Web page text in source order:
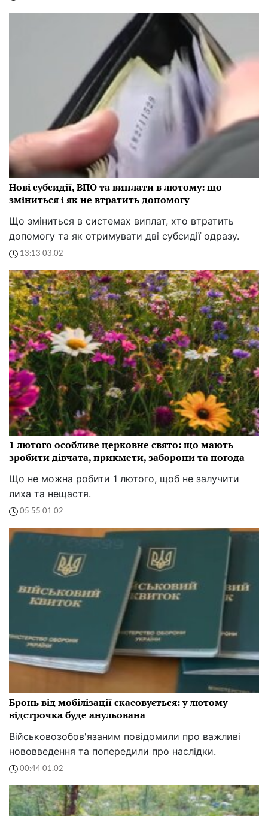
Нові субсидії, ВПО та виплати в лютому: що
зміниться і як не втратить допомогу
Що зміниться в системах виплат, хто втратить
допомогу та як отримувати дві субсидії одразу.
13:13 03.02
1 лютого особливе церковне свято: що мають
зробити дівчата, прикмети, заборони та погода
Що не можна робити 1 лютого, щоб не залучити
лиха та нещастя.
05:55 01.02
Бронь від мобілізації скасовується: у лютому
відстрочка буде анульована
Військовозобов'язаним повідомили про важливі
нововведення та попередили про наслідки.
00:44 01.02